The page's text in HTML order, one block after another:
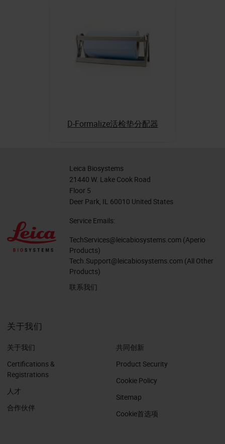
D-Formalize活检垫分配器
Leica Biosystems
21440 W. Lake Cook Road
Floor 5
Deer Park, IL 60010 United States
Service Emails:
TechServices@leicabiosystems.com (Aperio
Products)
Tech.Support@leicabiosystems.com (All Other
Products)
联系我们
关于我们
关于我们
Certifications &
Registrations
人才
合作伙伴
共同创新
Product Security
Cookie Policy
Sitemap
Cookie首选项